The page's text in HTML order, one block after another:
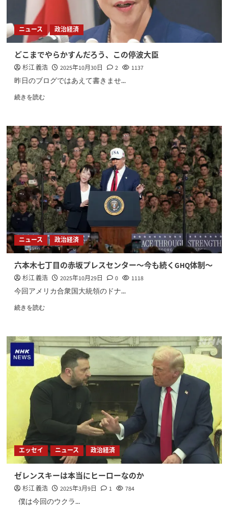
ニュース 政治経済
どこまでやらかすんだろう、この停波大臣
杉江 義浩 2025年10月30日 2 1137
昨日のブログではあえて書きませ...
続きを読む
ニュース 政治経済
六本木七丁目の赤坂プレスセンター〜今も続くGHQ体制〜
杉江 義浩 2025年10月29日 0 1118
今回アメリカ合衆国大統領のドナ...
続きを読む
エッセイ ニュース 政治経済
ゼレンスキーは本当にヒーローなのか
杉江 義浩 2025年3月9日 1 784
僕は今回のウクラ...